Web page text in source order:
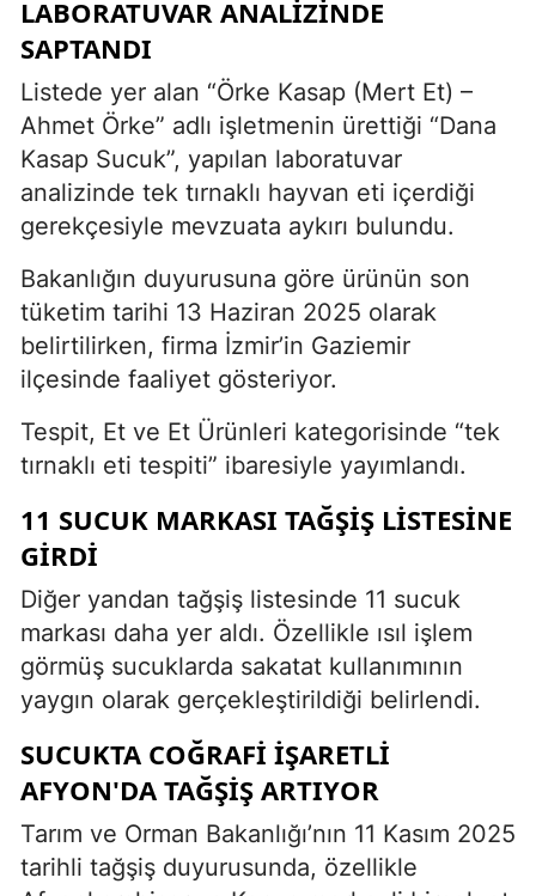
LABORATUVAR ANALIZINDE
SAPTANDI
Listede yer alan “Örke Kasap (Mert Et) –
Ahmet Örke” adlı işletmenin ürettiği “Dana
Kasap Sucuk”, yapılan laboratuvar
analizinde tek tırnaklı hayvan eti içerdiği
gerekçesiyle mevzuata aykırı bulundu.
Bakanlığın duyurusuna göre ürünün son
tüketim tarihi 13 Haziran 2025 olarak
belirtilirken, firma İzmir’in Gaziemir
ilçesinde faaliyet gösteriyor.
Tespit, Et ve Et Ürünleri kategorisinde “tek
tırnaklı eti tespiti” ibaresiyle yayımlandı.
11 SUCUK MARKASI TAĞŞIŞ LISTESINE
GIRDI
Diğer yandan tağşiş listesinde 11 sucuk
markası daha yer aldı. Özellikle ısıl işlem
görmüş sucuklarda sakatat kullanımının
yaygın olarak gerçekleştirildiği belirlendi.
SUCUKTA COĞRAFI IŞARETLI
AFYON'DA TAĞŞIŞ ARTIYOR
Tarım ve Orman Bakanlığı’nın 11 Kasım 2025
tarihli tağşiş duyurusunda, özellikle